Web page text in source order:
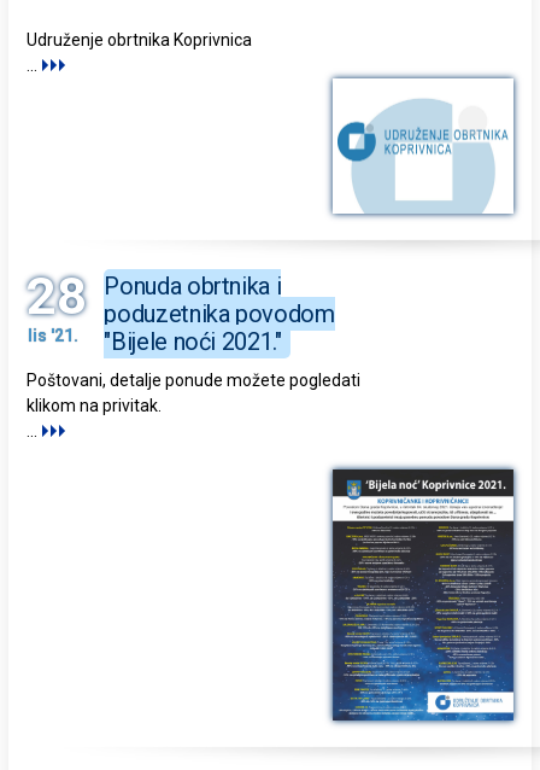
Udruženje obrtnika Koprivnica
28
lis '21.
Ponuda obrtnika i
poduzetnika povodom
"Bijele noći 2021."
Poštovani, detalje ponude možete pogledati
klikom na privitak.